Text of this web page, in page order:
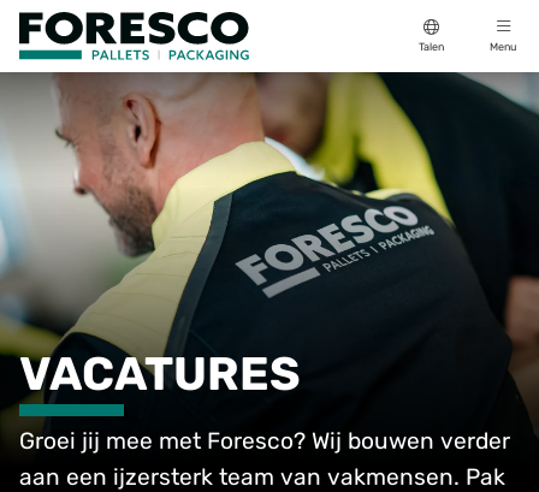
Talen Menu
VACATURES
Groei jij mee met Foresco? Wij bouwen verder
aan een ijzersterk team van vakmensen. Pak